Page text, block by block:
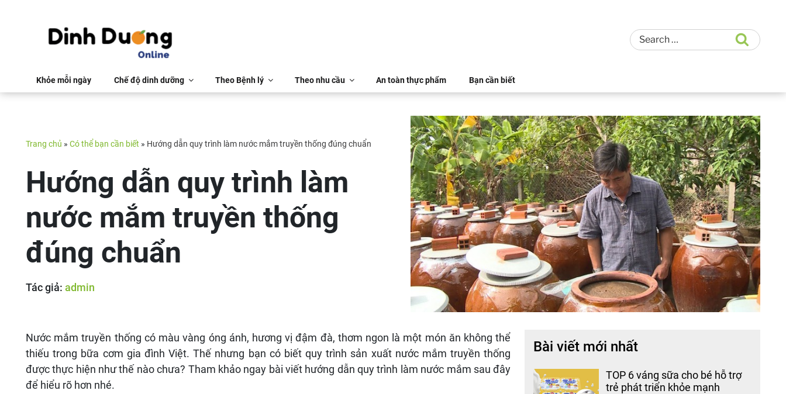
Khỏe mỗi ngày Chế độ dinh dưỡng Theo Bệnh lý Theo nhu cầu An toàn thực phẩm Bạn cần biết
Trang chủ » Có thể bạn cần biết » Hướng dẫn quy trình làm nước mắm truyền thống đúng chuẩn
Hướng dẫn quy trình làm
nước mắm truyền thống
đúng chuẩn
Tác giả: admin
Nước mắm truyền thống có màu vàng óng ánh, hương vị đậm đà, thơm ngon là một món ăn không thể
thiếu trong bữa cơm gia đình Việt. Thế nhưng bạn có biết quy trình sản xuất nước mắm truyền thống
được thực hiện như thế nào chưa? Tham khảo ngay bài viết hướng dẫn quy trình làm nước mắm sau đây
để hiểu rõ hơn nhé.
Bài viết mới nhất
TOP 6 váng sữa cho bé hỗ trợ
trẻ phát triển khỏe mạnh